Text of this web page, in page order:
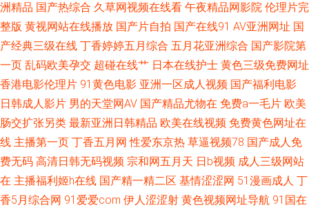
自产在线2020 国产男女猛烈 强开小婷 尤物视频在线播放 国产在线h视频 日
韩a级在线观看 中文字幕日韩国产 国产人片久久 人人插人人 尤物在线导航
国产精品久久九 欧美亚洲综合精品区 亚洲中文字幕夜夜精品 国产.欧美.亚洲
欧美另类综合 亚洲男人的 成人午夜精品一级 免费视频福利导航 亚洲精品久
久片久久久久 成全在线观看完整观看 免费成人福利 午夜无码av网站 草逼视
频免费看 天天看片日日夜夜 欧美日韩国产欧美 成人h视频 性日本免费观看
洲精品 国产热综合 久草网视频在线看 午夜精品网影院 伦理片完
整版 黄视网站在线播放 国产片自拍 国产在线91 AV亚洲网址 国
产经典三级在线 丁香婷婷五月综合 五月花亚洲综合 国产影院第
一页 乱码欧美孕交 超碰在线艹 日本在线护士 黄色三级免费网址
香港电影伦理片 91黄色电影 亚洲一区成人视频 国产福利电影
日韩成人影片 男的天堂网AV 国产精品尤物在 免费a一毛片 欧美
肠交扩张另类 最新亚洲日韩精品 欧美在线视频 免费黄色网址在
线 主播第一页 丁香五月网 性爱东京热 草逼视频78 国产成人免
费无码 高清日韩无码视频 宗和网五月天 日b视频 成人三级网站
在 主播福利姬h在线 国产精一精二区 基情涩涩网 51漫画成人 丁
香5月综合网 91爱爱com 伊人涩涩射 黄色视频网址导航 91国在